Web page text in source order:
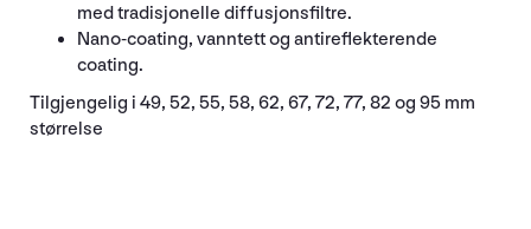
med tradisjonelle diffusjonsfiltre.
Nano-coating, vanntett og antireflekterende
coating.
Tilgjengelig i 49, 52, 55, 58, 62, 67, 72, 77, 82 og 95 mm
størrelse